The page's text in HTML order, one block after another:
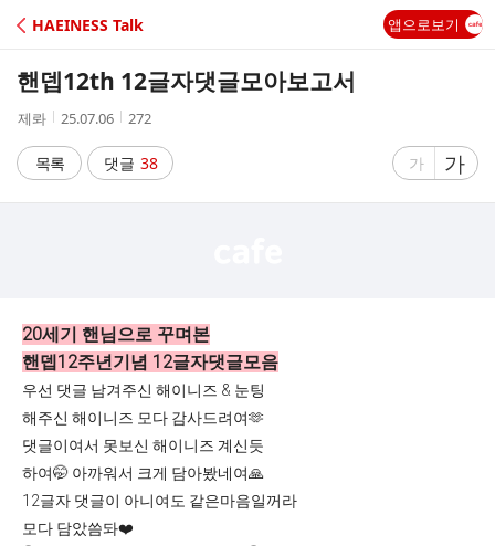
C
A
HAEINESS Talk 앱으로보기
핸뎁12th 12글자댓글모아보고서
작
자
제롸
작
시
간
25.07.06
조
수
272
목록 댓글 38
글
가
글
자
가
20세기 핸님으로 꾸며본
핸뎁12주년기념 12글자댓글모음
우선 댓글 남겨주신 해이니즈 & 눈팅
해주신 해이니즈 모다 감사드려여🫶
댓글이여서 못보신 해이니즈 계신듯
하여🤭 아까워서 크게 담아봤네여🙏
12글자 댓글이 아니여도 같은마음일꺼라
모다 담았씀돠❤️